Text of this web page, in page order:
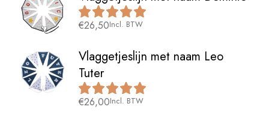
€26,50Incl. BTW
Vlaggetjeslijn met naam Leo
Tuter
€26,00Incl. BTW